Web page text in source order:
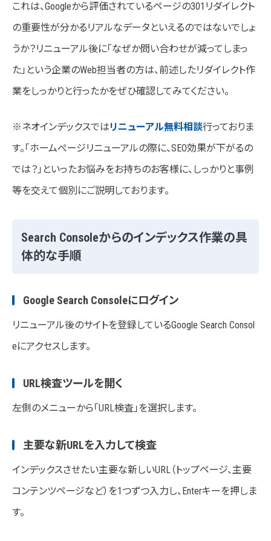
これは、Googleから評価されているページの301リダイレクト
の重要性が分かるリアルなデータといえるのではないでしょ
うか？リニューアル後に「なぜか問い合わせが減ってしまっ
た」という企業のWeb担当者の方は、前述したリダイレクト作
業をしっかりと行ったかをぜひ確認してみてください。
※ネオインデックスではリニューアル無料相談行っておりま
す。「ホームぺージリニューアルの際に、SEO効果が下がるの
では？」といったお悩みをお持ちのお客様に、しっかりと事例
等を交えて個別にご説明しております。
Search Consoleからのインデックス作業の具
体的な手順
Google Search Consoleにログイン
リニューアル後のサイトを登録しているGoogle Search Consol
eにアクセスします。
URL検査ツールを開く
左側のメニューから「URL検査」を選択します。
主要な新URLを入力して検査
インデックスさせたい主要な新しいURL（トップページ、主要
コンテンツページなど）を1つずつ入力し、Enterキーを押しま
す。